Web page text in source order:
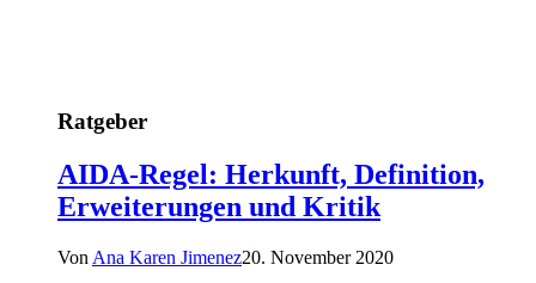
Ratgeber
AIDA-Regel: Herkunft, Definition,
Erweiterungen und Kritik
Von Ana Karen Jimenez20. November 2020